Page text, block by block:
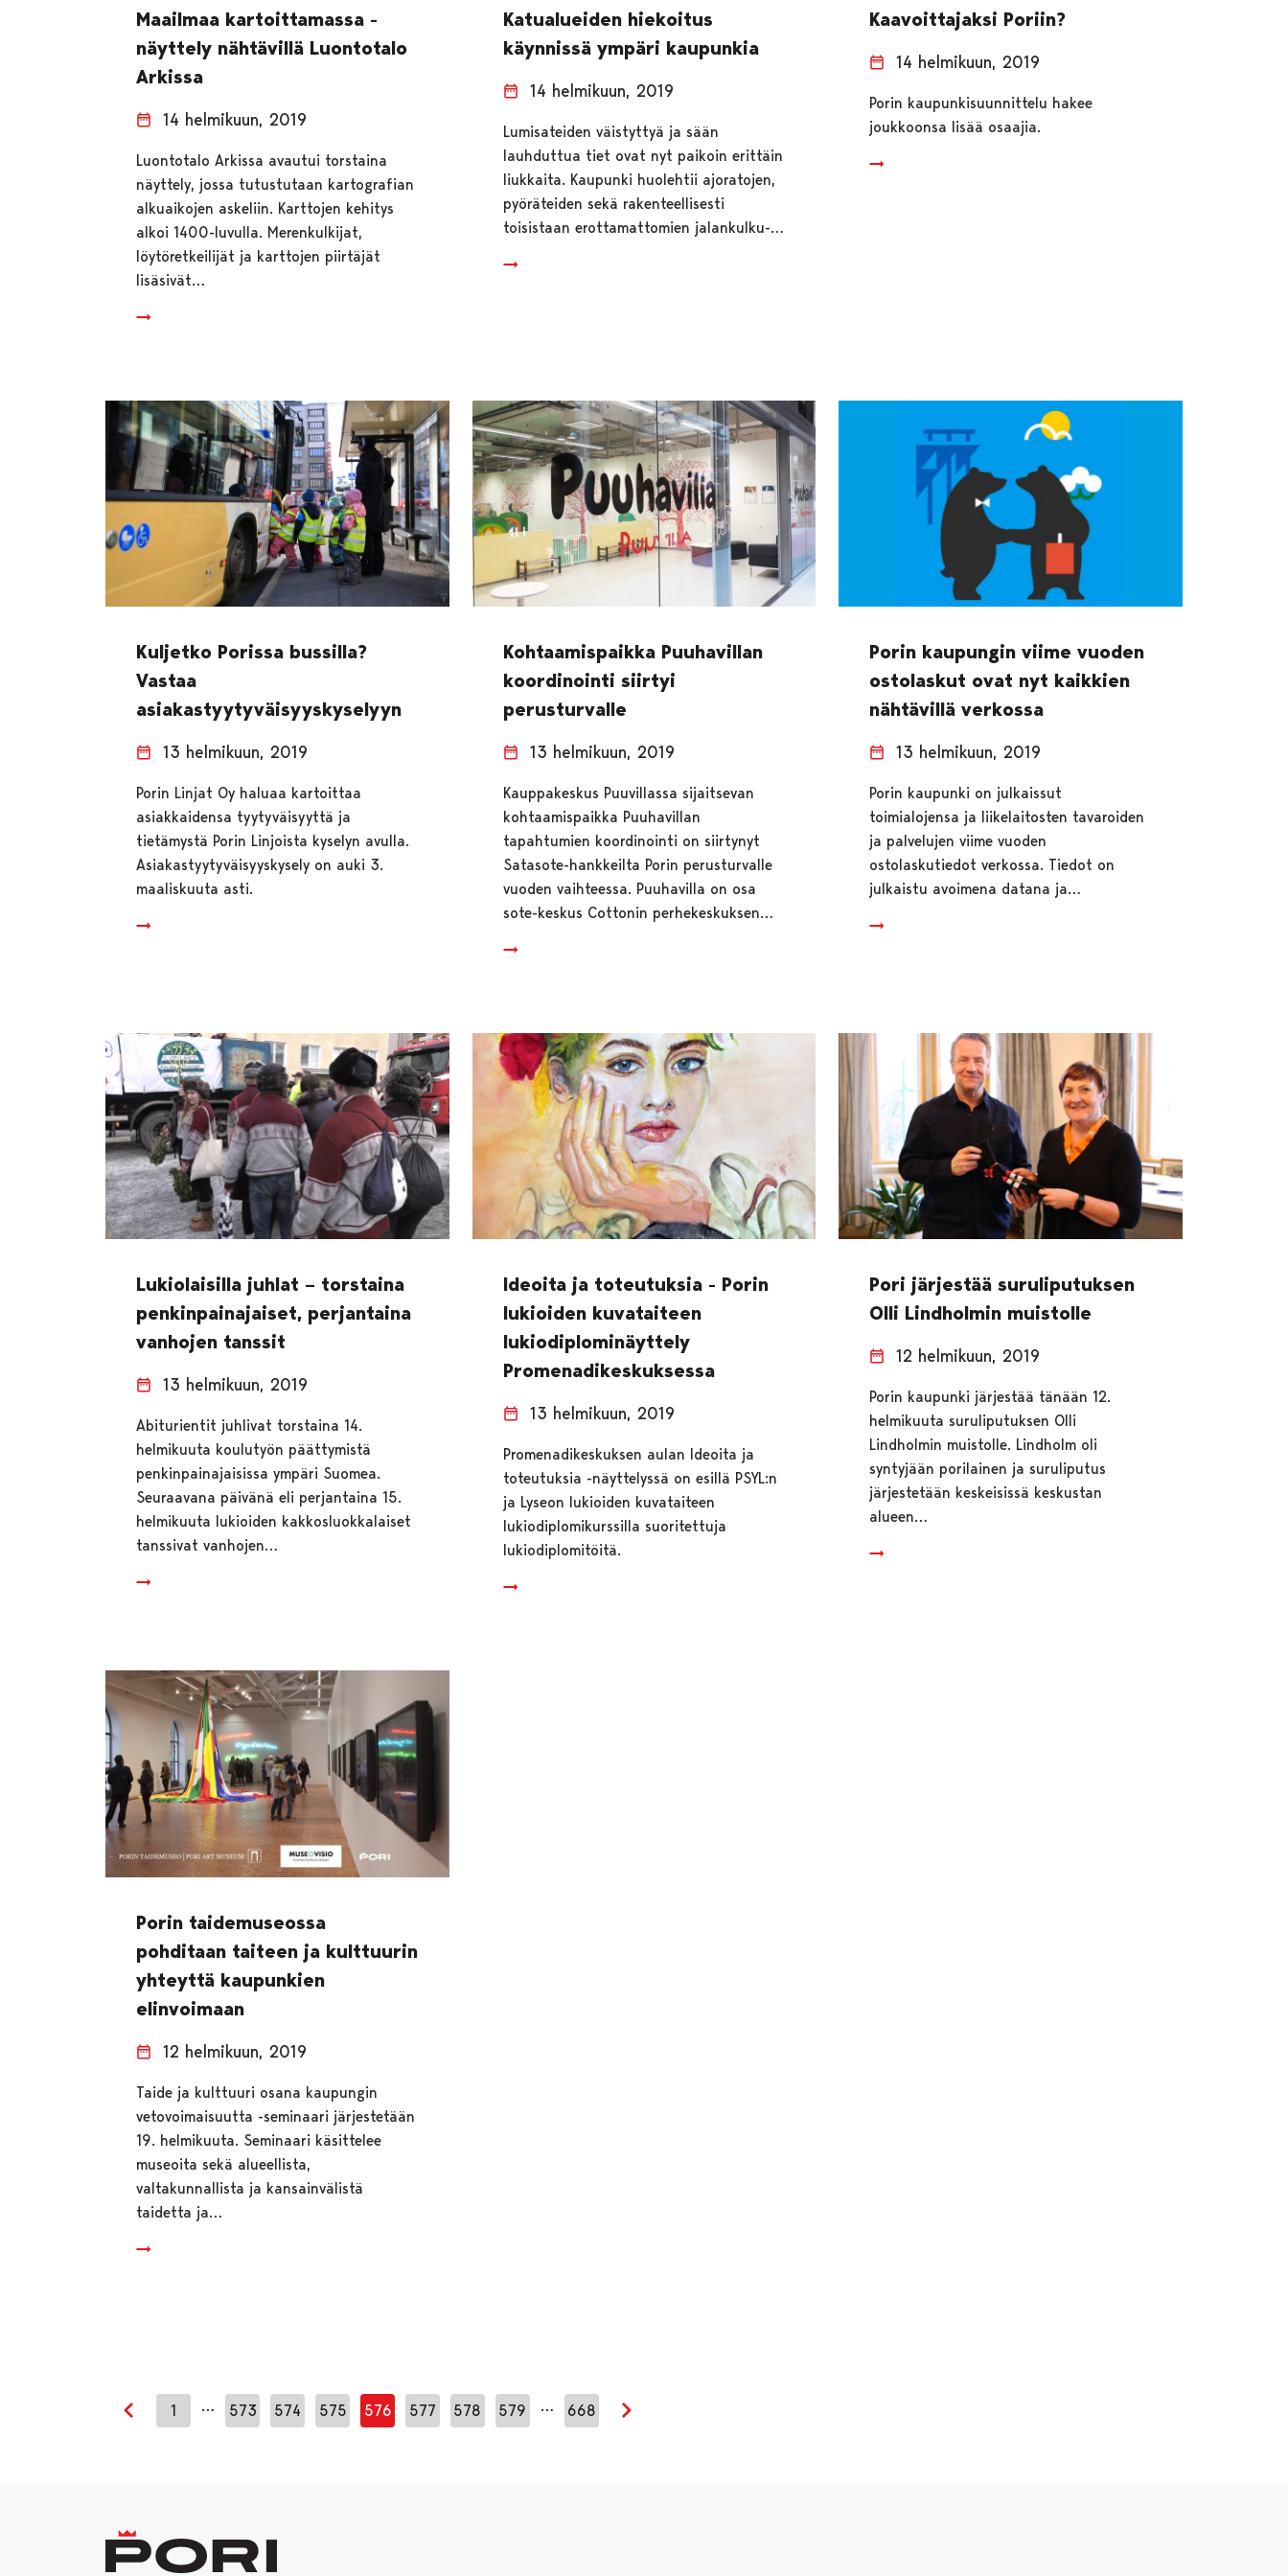
Maailmaa kartoittamassa -
näyttely nähtävillä Luontotalo
Arkissa
14 helmikuun, 2019
Luontotalo Arkissa avautui torstaina
näyttely, jossa tutustutaan kartografian
alkuaikojen askeliin. Karttojen kehitys
alkoi 1400-luvulla. Merenkulkijat,
löytöretkeilijät ja karttojen piirtäjät
lisäsivät…
Katualueiden hiekoitus
käynnissä ympäri kaupunkia
14 helmikuun, 2019
Lumisateiden väistyttyä ja sään
lauhduttua tiet ovat nyt paikoin erittäin
liukkaita. Kaupunki huolehtii ajoratojen,
pyöräteiden sekä rakenteellisesti
toisistaan erottamattomien jalankulku-…
Kaavoittajaksi Poriin?
14 helmikuun, 2019
Porin kaupunkisuunnittelu hakee
joukkoonsa lisää osaajia.
Kuljetko Porissa bussilla?
Vastaa
asiakastyytyväisyyskyselyyn
13 helmikuun, 2019
Porin Linjat Oy haluaa kartoittaa
asiakkaidensa tyytyväisyyttä ja
tietämystä Porin Linjoista kyselyn avulla.
Asiakastyytyväisyyskysely on auki 3.
maaliskuuta asti.
Kohtaamispaikka Puuhavillan
koordinointi siirtyi
perusturvalle
13 helmikuun, 2019
Kauppakeskus Puuvillassa sijaitsevan
kohtaamispaikka Puuhavillan
tapahtumien koordinointi on siirtynyt
Satasote-hankkeilta Porin perusturvalle
vuoden vaihteessa. Puuhavilla on osa
sote-keskus Cottonin perhekeskuksen…
Porin kaupungin viime vuoden
ostolaskut ovat nyt kaikkien
nähtävillä verkossa
13 helmikuun, 2019
Porin kaupunki on julkaissut
toimialojensa ja liikelaitosten tavaroiden
ja palvelujen viime vuoden
ostolaskutiedot verkossa. Tiedot on
julkaistu avoimena datana ja…
Lukiolaisilla juhlat – torstaina
penkinpainajaiset, perjantaina
vanhojen tanssit
13 helmikuun, 2019
Abiturientit juhlivat torstaina 14.
helmikuuta koulutyön päättymistä
penkinpainajaisissa ympäri Suomea.
Seuraavana päivänä eli perjantaina 15.
helmikuuta lukioiden kakkosluokkalaiset
tanssivat vanhojen…
Ideoita ja toteutuksia - Porin
lukioiden kuvataiteen
lukiodiplominäyttely
Promenadikeskuksessa
13 helmikuun, 2019
Promenadikeskuksen aulan Ideoita ja
toteutuksia -näyttelyssä on esillä PSYL:n
ja Lyseon lukioiden kuvataiteen
lukiodiplomikurssilla suoritettuja
lukiodiplomitöitä.
Pori järjestää suruliputuksen
Olli Lindholmin muistolle
12 helmikuun, 2019
Porin kaupunki järjestää tänään 12.
helmikuuta suruliputuksen Olli
Lindholmin muistolle. Lindholm oli
syntyjään porilainen ja suruliputus
järjestetään keskeisissä keskustan
alueen…
Porin taidemuseossa
pohditaan taiteen ja kulttuurin
yhteyttä kaupunkien
elinvoimaan
12 helmikuun, 2019
Taide ja kulttuuri osana kaupungin
vetovoimaisuutta -seminaari järjestetään
19. helmikuuta. Seminaari käsittelee
museoita sekä alueellista,
valtakunnallista ja kansainvälistä
taidetta ja…
Edellinen sivu
1 … 573 574 575 576 577 578 579 … 668